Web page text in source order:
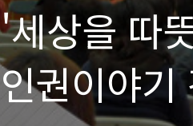
'세상을 따
인권이야기